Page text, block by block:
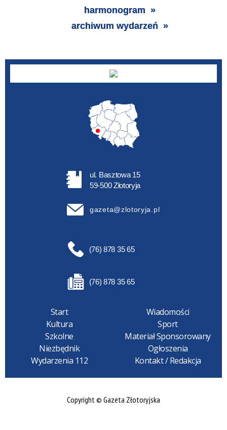
—
Organizator
Promowane
harmonogram
archiwum wydarzeń
ul. Basztowa 15
59-500 Złotoryja
gazeta@zlotoryja.pl
(76) 878 35 65
(76) 878 35 65
Start
Wiadomości
Kultura
Sport
Szkolne
Materiał Sponsorowany
Niezbędnik
Ogłoszenia
Wydarzenia 112
Kontakt / Redakcja
Copyright © Gazeta Złotoryjska